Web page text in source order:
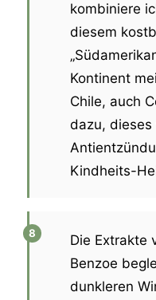
kombiniere
diesem
Kontinent
Chile, auch
dazu,
Kindheits-
Die Extrakte
Benzoe
dunkleren